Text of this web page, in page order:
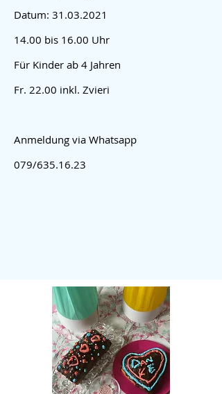
Datum: 31.03.2021
14.00 bis 16.00 Uhr
Für Kinder ab 4 Jahren
Fr. 22.00 inkl. Zvieri
Anmeldung via Whatsapp
079/635.16.23